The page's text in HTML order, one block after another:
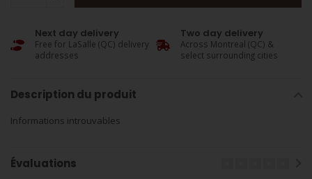
Next day delivery
Free for LaSalle (QC) delivery
addresses
Two day delivery
Across Montreal (QC) &
select surrounding cities
Description du produit
Informations introuvables
Évaluations